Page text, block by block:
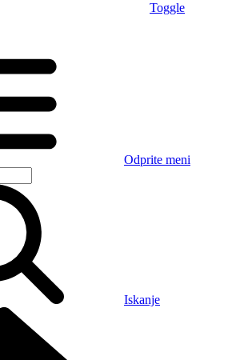
Toggle
Odprite meni
Iskanje